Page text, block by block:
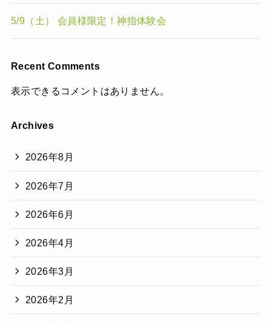
5/9（土） 会員様限定！神指体験会
Recent Comments
表示できるコメントはありません。
Archives
2026年8月
2026年7月
2026年6月
2026年4月
2026年3月
2026年2月